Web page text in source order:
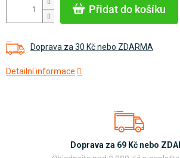
Přidat do košíku
Doprava za 30 Kč nebo ZDARMA
Detailní informace
Doprava za 69 Kč nebo